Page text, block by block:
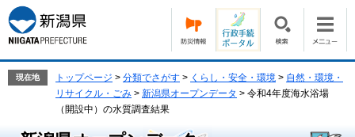
ー
ジ
の
ニ
ュ
ー
現在地 トップページ > 分類でさがす > くらし・安全・環境 > 自然・環境・
リサイクル・ごみ > 新潟県オープンデータ > 令和4年度海水浴場
（開設中）の水質調査結果